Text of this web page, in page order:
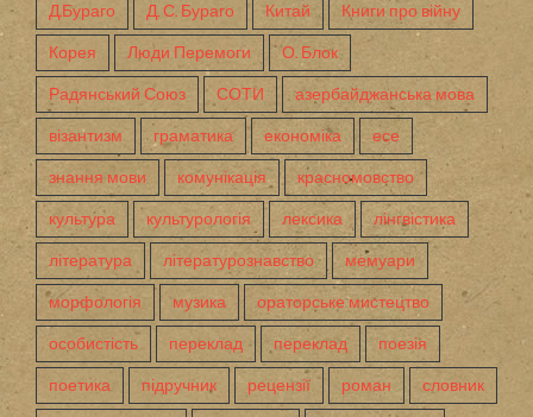
Д.Бураго Д. С. Бураго Китай Книги про війну
Корея Люди Перемоги О. Блок
Радянський Союз СОТИ азербайджанська мова
візантизм граматика економіка есе
знання мови комунікація красномовство
культура культурологія лексика лінгвістика
література літературознавство мемуари
морфологія музика ораторське мистецтво
особистість переклад переклад поезія
поетика підручник рецензії роман словник